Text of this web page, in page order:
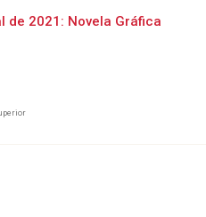
de 2021: Novela Gráfica